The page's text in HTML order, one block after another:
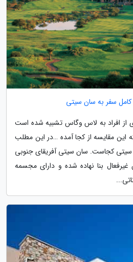
سفر به سان سیتی
از افراد به لاس وگاس تشبیه شده است
این مقایسه از کجا آمده …در این مطلب
کجاست. سان سیتی آفریقای جنوبی
بنا نهاده شده و دارای مجسمه